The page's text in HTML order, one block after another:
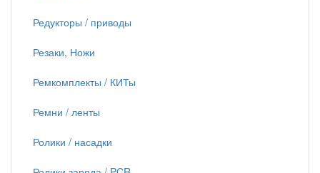
Редукторы / приводы
Резаки, Ножи
Ремкомплекты / КИТы
Ремни / ленты
Ролики / насадки